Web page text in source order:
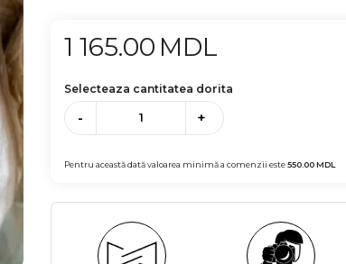
1 165.00 MDL
Selecteaza cantitatea dorita
- +
Pentru această dată valoarea minimă a comenzii este550.00MDL